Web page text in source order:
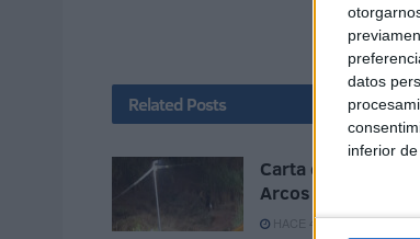
datos
inferior
Related Posts
Carta de los
Arcos Quebrados
HACE 4 HORAS